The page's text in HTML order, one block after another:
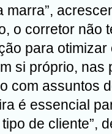
marra”,
o corretor não
para otimizar
si próprio,
com assuntos
é essencial
de cliente”,